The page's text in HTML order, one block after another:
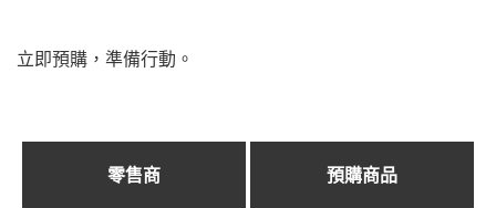
立即預購，準備行動。
零售商 預購商品